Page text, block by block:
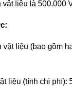
vật liệu là 500.000
liệu (bao gồm
liệu (tính chi phí):